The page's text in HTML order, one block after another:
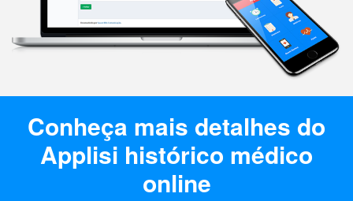
Conheça mais detalhes do
Applisi histórico médico
online